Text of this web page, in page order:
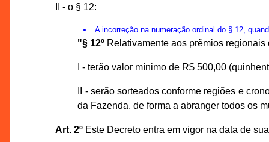
II - o § 12:
A incorreção na numeração ordinal do § 12,
"§ 12º Relativamente aos prêmios
I - terão valor mínimo de R$ 500,00
II - serão sorteados conforme regiões e
da Fazenda, de forma a abranger todos os
Art. 2ºEste Decreto entra em vigor na data de